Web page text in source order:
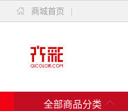
 商城首页
全部商品分类 